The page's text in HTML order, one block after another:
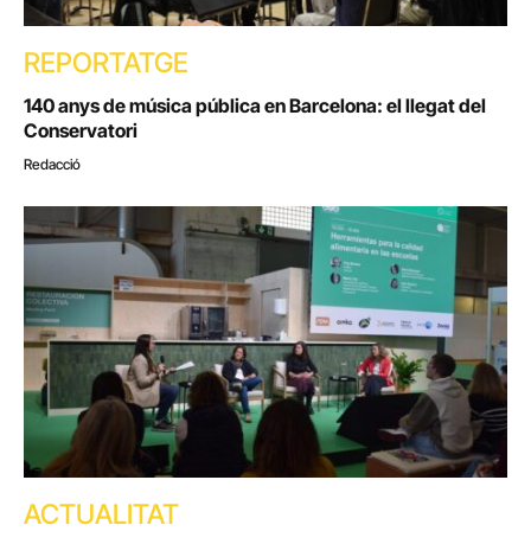
REPORTATGE
140 anys de música pública en Barcelona: el llegat del
Conservatori
Redacció
ACTUALITAT